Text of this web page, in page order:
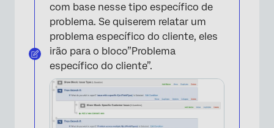
×
com base nesse tipo específico de
problema. Se quiserem relatar um
problema específico do cliente, eles
irão para o bloco”Problema
específico do cliente”.